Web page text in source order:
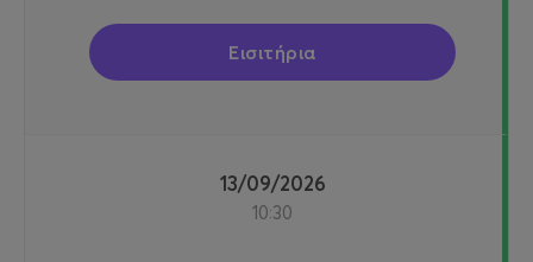
Εισιτήρια
13/09/2026
10:30